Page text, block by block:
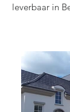
leverbaar in